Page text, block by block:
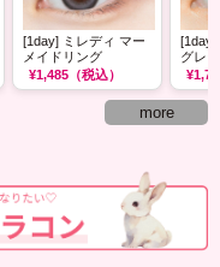
[1day] ミレディ マー
メイドリング
¥1,485 （税込）
[1day]
グレー
more